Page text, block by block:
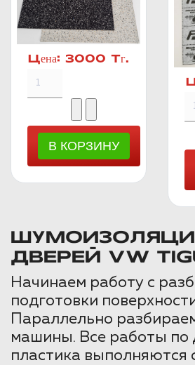
Цена: 3000 Тг.
ДВЕРЕЙ VW
Начинаем работу с
подготовки
Параллельно
машины. Все работы по
пластика выполняются